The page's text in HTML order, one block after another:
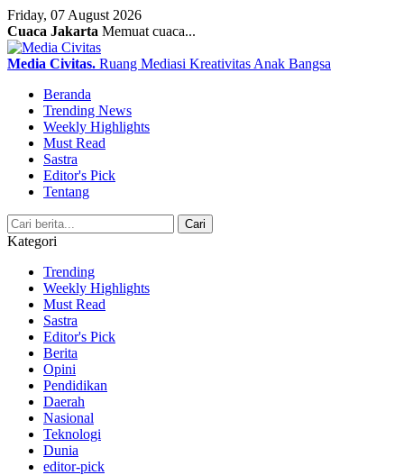
Friday, 07 August 2026
Cuaca Jakarta Memuat cuaca...
Media Civitas. Ruang Mediasi Kreativitas Anak Bangsa
Beranda
Trending News
Weekly Highlights
Must Read
Sastra
Editor's Pick
Tentang
Search
Cari
Kategori
Trending
Weekly Highlights
Must Read
Sastra
Editor's Pick
Berita
Opini
Pendidikan
Daerah
Nasional
Teknologi
Dunia
editor-pick